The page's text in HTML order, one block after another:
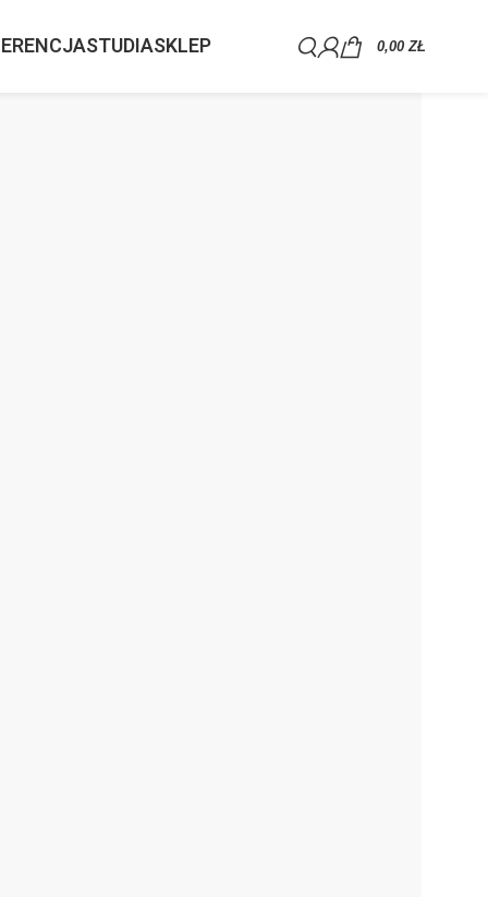
STUDIASKLEP 0,00ZŁ